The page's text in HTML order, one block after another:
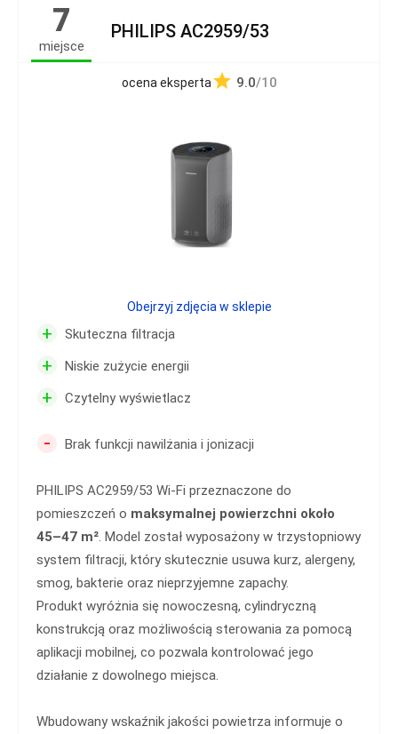
7
miejsce
PHILIPS AC2959/53
ocena eksperta 9.0/10
+ Skuteczna filtracja
+ Niskie zużycie energii
+ Czytelny wyświetlacz
- Brak funkcji nawilżania i jonizacji
PHILIPS AC2959/53 Wi-Fi przeznaczone do
pomieszczeń o maksymalnej powierzchni około
45–47 m². Model został wyposażony w trzystopniowy
system filtracji, który skutecznie usuwa kurz, alergeny,
smog, bakterie oraz nieprzyjemne zapachy.
Produkt wyróżnia się nowoczesną, cylindryczną
konstrukcją oraz możliwością sterowania za pomocą
aplikacji mobilnej, co pozwala kontrolować jego
działanie z dowolnego miejsca.
Wbudowany wskaźnik jakości powietrza informuje o
Obejrzyj zdjęcia w sklepie